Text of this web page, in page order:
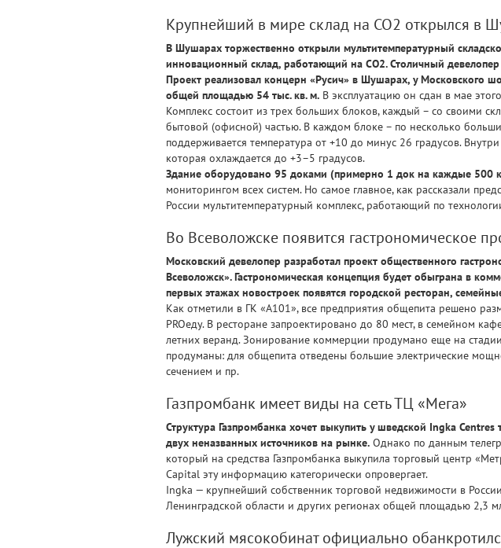
Крупнейший в мире склад на CO2 открылся в
В Шушарах торжественно открыли мультитемпературный
инновационный склад, работающий на СО2. Столичный
Проект реализовал концерн «Русич» в Шушарах, у Московского
общей площадью 54 тыс. кв. м. В эксплуатацию он сдан в мае
Комплекс состоит из трех больших блоков, каждый – со своими
бытовой (офисной) частью. В каждом блоке – по несколько
поддерживается температура от +10 до минус 26 градусов.
которая охлаждается до +3–5 градусов.
Здание оборудовано 95 доками (примерно 1 док на каждые 500
мониторингом всех систем. Но самое главное, как рассказали
России мультитемпературный комплекс, работающий по
Во Всеволожске появится гастрономическое
Московский девелопер разработал проект общественного
Всеволожск». Гастрономическая концепция будет обыграна в
первых этажах новостроек появятся городской ресторан,
Как отметили в ГК «А101», все предприятия общепита решено
PROеду. В ресторане запроектировано до 80 мест, в семейном
летних веранд. Зонирование коммерции продумано еще на
продуманы: для общепита отведены большие электрические
сечением и пр.
Газпромбанк имеет виды на сеть ТЦ «Мега»
Структура Газпромбанка хочет выкупить у шведской Ingka
двух неназванных источников на рынке. Однако по данным
который на средства Газпромбанка выкупила торговый центр
Capital эту информацию категорически опровергает.
Ingka — крупнейший собственник торговой недвижимости в
Ленинградской области и других регионах общей площадью 2,3
Лужский мясокобинат официально